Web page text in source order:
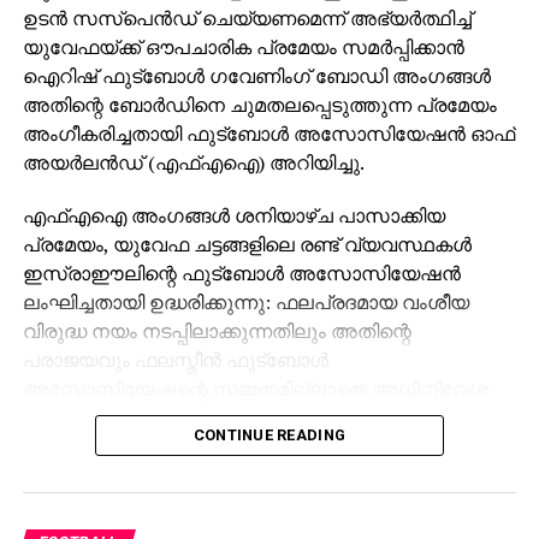
ഉടന്‍ സസ്‌പെന്‍ഡ് ചെയ്യണമെന്ന് അഭ്യര്‍ത്ഥിച്ച്
യുവേഫയ്ക്ക് ഔപചാരിക പ്രമേയം സമര്‍പ്പിക്കാന്‍
ഐറിഷ് ഫുട്‌ബോള്‍ ഗവേണിംഗ് ബോഡി അംഗങ്ങള്‍
അതിന്റെ ബോര്‍ഡിനെ ചുമതലപ്പെടുത്തുന്ന പ്രമേയം
അംഗീകരിച്ചതായി ഫുട്‌ബോള്‍ അസോസിയേഷന്‍ ഓഫ്
അയര്‍ലന്‍ഡ് (എഫ്എഐ) അറിയിച്ചു.
എഫ്എഐ അംഗങ്ങള്‍ ശനിയാഴ്ച പാസാക്കിയ
പ്രമേയം, യുവേഫ ചട്ടങ്ങളിലെ രണ്ട് വ്യവസ്ഥകള്‍
ഇസ്രാഈലിന്റെ ഫുട്‌ബോള്‍ അസോസിയേഷന്‍
ലംഘിച്ചതായി ഉദ്ധരിക്കുന്നു: ഫലപ്രദമായ വംശീയ
വിരുദ്ധ നയം നടപ്പിലാക്കുന്നതിലും അതിന്റെ
പരാജയവും ഫലസ്തീന്‍ ഫുട്‌ബോള്‍
ഫലസ്തീന്‍ പ്രദേശത്ത് ഇസ്രാഈലി ക്ലബ്ബുകള്‍
കളിക്കുന്നതും.
പ്രമേയത്തെ 74 വോട്ടുകള്‍ പിന്തുണച്ചു. ഏഴ് പേര്‍
എതിര്‍ക്കുകയും രണ്ട് പേര്‍ വിട്ടുനില്‍ക്കുകയും ചെയ്തു,
CONTINUE READING